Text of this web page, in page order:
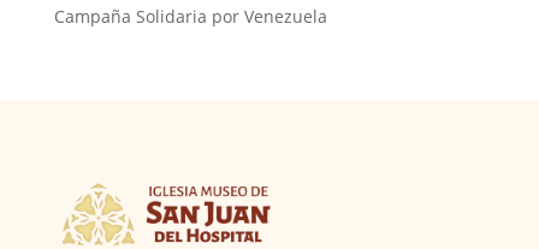
Campaña Solidaria por Venezuela